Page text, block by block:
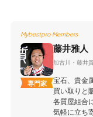
Mybestpro Members
専門家
藤井雅人
加古川・藤井
宝石、貴金
買い取りと
各質屋組合
気軽に立ち